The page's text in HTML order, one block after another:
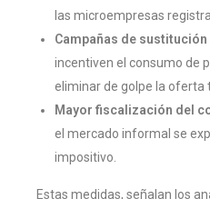
las microempresas
Campañas de
incentiven el consumo de
eliminar de golpe la oferta
Mayor fiscalización del
el mercado informal se
impositivo.
Estas medidas, señalan los